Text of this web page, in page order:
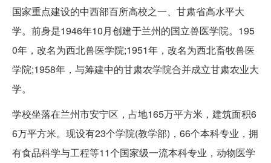
国家重点建设的中西部百所高校之一、甘肃省高水平大
学。前身是1946年10月创建于兰州的国立兽医学院。195
0年，改名为西北兽医学院;1951年，改名为西北畜牧兽医
学院;1958年，与筹建中的甘肃农学院合并成立甘肃农业大
学。
学校坐落在兰州市安宁区，占地165万平方米，建筑面积6
6万平方米。现设有23个学院(教学部)，66个本科专业，拥
有食品科学与工程等11个国家级一流本科专业，动物医学